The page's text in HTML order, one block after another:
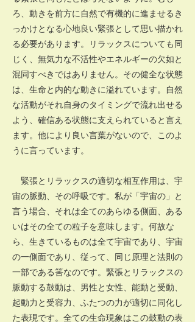
ろ、動きを前方に自然で有機的に進ませるき
っかけとなる心地良い緊張として思い描かれ
る必要があります。リラックスについても同
じく、無気力な不活性やエネルギーの欠如と
混同すべきではありません。その健全な状態
は、生命と内的な動きに溢れています。自然
な活動がそれ自身のタイミングで流れ出せる
よう、確信ある状態に支えられていると言え
ます。他により良い言葉がないので、このよ
うに言っています。
緊張とリラックスの適切な相互作用は、宇
宙の脈動、その呼吸です。私が「宇宙の」と
言う場合、それは全てのあらゆる側面、ある
いはその全ての粒子を意味します。何故な
ら、生きているものは全て宇宙であり、宇宙
の一側面であり、従って、同じ原理と法則の
一部である筈なのです。緊張とリラックスの
脈動する鼓動は、男性と女性、能動と受動、
起動力と受容力、ふたつの力が適切に同化し
た表現です。全ての生命現象はこの鼓動の表